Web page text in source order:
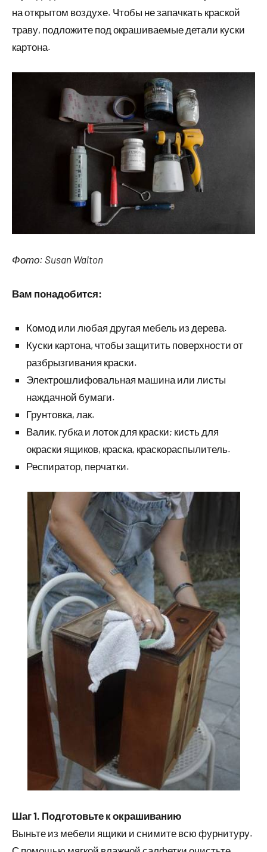
на открытом воздухе. Чтобы не запачкать краской
траву, подложите под окрашиваемые детали куски
картона.
Фото: Susan Walton
Вам понадобится:
Комод или любая другая мебель из дерева.
Куски картона, чтобы защитить поверхности от
разбрызгивания краски.
Электрошлифовальная машина или листы
наждачной бумаги.
Грунтовка, лак.
Валик, губка и лоток для краски; кисть для
окраски ящиков, краска, краскораспылитель.
Респиратор, перчатки.
Шаг 1. Подготовьте к окрашиванию
Выньте из мебели ящики и снимите всю фурнитуру.